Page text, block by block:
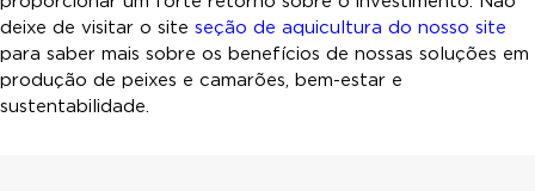
deixe de visitar o site seção de aquicultura do nosso site
para saber mais sobre os benefícios de nossas soluções em
produção de peixes e camarões, bem-estar e
sustentabilidade.